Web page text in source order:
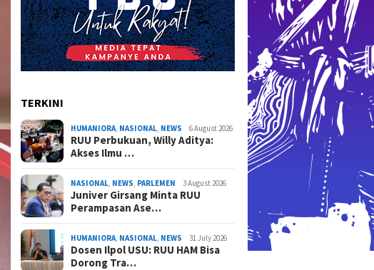
TERKINI
HUMANIORA NASIONAL NEWS 6 August 2026
RUU Perbukuan, Willy Aditya:
Akses Ilmu …
NASIONAL NEWS PARLEMEN 3 August 2026
Juniver Girsang Minta RUU
Perampasan Ase…
HUMANIORA NASIONAL NEWS 31 July 2026
Dosen Ilpol USU: RUU HAM Bisa
Dorong Tra…